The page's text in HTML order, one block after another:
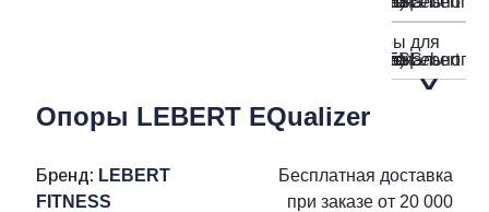
Опоры LEBERT EQualizer
Бренд: LEBERT
FITNESS
Бесплатная доставка
при заказе от 20 000